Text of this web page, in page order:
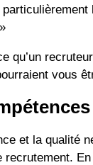
qu’un
vous
et la